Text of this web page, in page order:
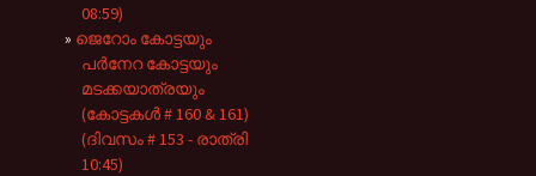
08:59)
ജെറോം കോട്ടയും
പർനേറ കോട്ടയും
മടക്കയാത്രയും
(കോട്ടകൾ # 160 & 161)
(ദിവസം # 153 - രാത്രി
10:45)